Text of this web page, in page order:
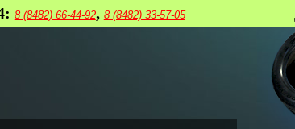
8 (8482) 66-44-92, 8 (8482) 33-57-05